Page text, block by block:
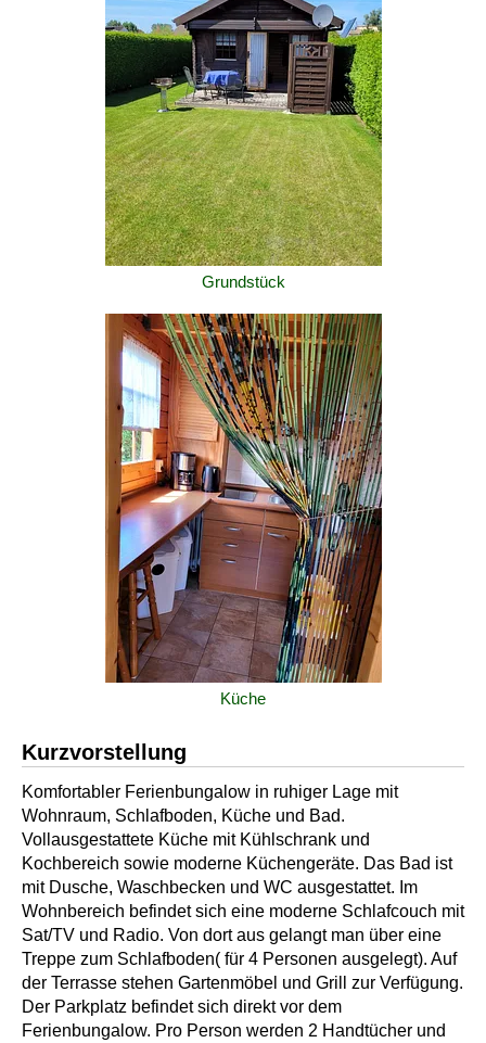
Grundstück
Küche
Kurzvorstellung
Komfortabler Ferienbungalow in ruhiger Lage mit
Wohnraum, Schlafboden, Küche und Bad.
Vollausgestattete Küche mit Kühlschrank und
Kochbereich sowie moderne Küchengeräte. Das Bad ist
mit Dusche, Waschbecken und WC ausgestattet. Im
Wohnbereich befindet sich eine moderne Schlafcouch mit
Sat/TV und Radio. Von dort aus gelangt man über eine
Treppe zum Schlafboden( für 4 Personen ausgelegt). Auf
der Terrasse stehen Gartenmöbel und Grill zur Verfügung.
Der Parkplatz befindet sich direkt vor dem
Ferienbungalow. Pro Person werden 2 Handtücher und